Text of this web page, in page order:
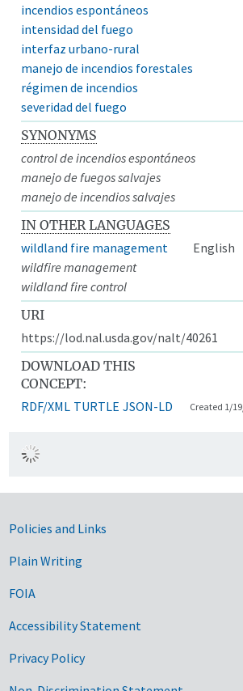
incendios espontáneos
intensidad del fuego
interfaz urbano-rural
manejo de incendios forestales
régimen de incendios
severidad del fuego
SYNONYMS
control de incendios espontáneos
manejo de fuegos salvajes
manejo de incendios salvajes
IN OTHER LANGUAGES
wildland fire management
English
wildfire management
wildland fire control
URI
https://lod.nal.usda.gov/nalt/40261
DOWNLOAD THIS
CONCEPT:
RDF/XML TURTLE JSON-LD Created 1/
Government Links
Policies and Links
Plain Writing
FOIA
Accessibility Statement
Privacy Policy